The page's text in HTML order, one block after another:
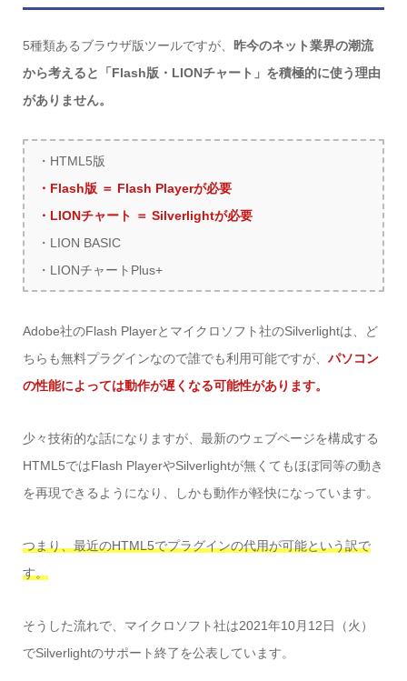
5種類あるブラウザ版ツールですが、 昨今のネット業界の潮流
から考えると「Flash版・LIONチャート」を積極的に使う理由
がありません。
・HTML5版
・Flash版 ＝ Flash Playerが必要
・LIONチャート ＝ Silverlightが必要
・LION BASIC
・LIONチャートPlus+
Adobe社のFlash Playerとマイクロソフト社のSilverlightは、ど
ちらも無料プラグインなので誰でも利用可能ですが、 パソコン
の性能によっては動作が遅くなる可能性があります。
少々技術的な話になりますが、最新のウェブページを構成する
HTML5ではFlash PlayerやSilverlightが無くてもほぼ同等の動き
を再現できるようになり、しかも動作が軽快になっています。
つまり、最近のHTML5でプラグインの代用が可能という訳で
す。
そうした流れで、マイクロソフト社は2021年10月12日（火）
でSilverlightのサポート終了を公表しています。